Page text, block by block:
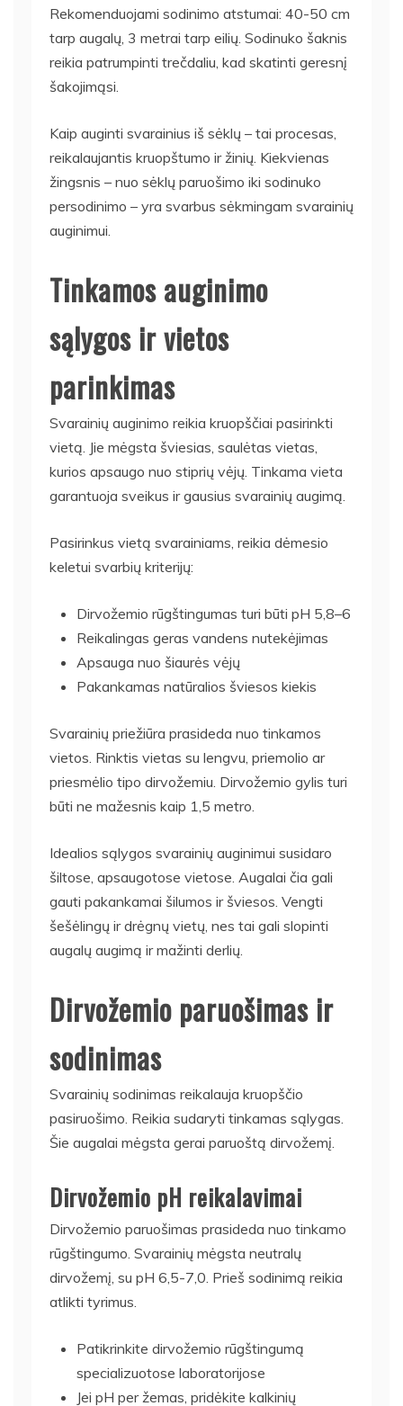
Rekomenduojami sodinimo atstumai: 40-50 cm
tarp augalų, 3 metrai tarp eilių. Sodinuko šaknis
reikia patrumpinti trečdaliu, kad skatinti geresnį
šakojimąsi.
Kaip auginti svarainius iš sėklų – tai procesas,
reikalaujantis kruopštumo ir žinių. Kiekvienas
žingsnis – nuo sėklų paruošimo iki sodinuko
persodinimo – yra svarbus sėkmingam svarainių
auginimui.
Tinkamos auginimo
sąlygos ir vietos
parinkimas
Svarainių auginimo reikia kruopščiai pasirinkti
vietą. Jie mėgsta šviesias, saulėtas vietas,
kurios apsaugo nuo stiprių vėjų. Tinkama vieta
garantuoja sveikus ir gausius svarainių augimą.
Pasirinkus vietą svarainiams, reikia dėmesio
keletui svarbių kriterijų:
Dirvožemio rūgštingumas turi būti pH 5,8–6
Reikalingas geras vandens nutekėjimas
Apsauga nuo šiaurės vėjų
Pakankamas natūralios šviesos kiekis
Svarainių priežiūra prasideda nuo tinkamos
vietos. Rinktis vietas su lengvu, priemolio ar
priesmėlio tipo dirvožemiu. Dirvožemio gylis turi
būti ne mažesnis kaip 1,5 metro.
Idealios sąlygos svarainių auginimui susidaro
šiltose, apsaugotose vietose. Augalai čia gali
gauti pakankamai šilumos ir šviesos. Vengti
šešėlingų ir drėgnų vietų, nes tai gali slopinti
augalų augimą ir mažinti derlių.
Dirvožemio paruošimas ir
sodinimas
Svarainių sodinimas reikalauja kruopščio
pasiruošimo. Reikia sudaryti tinkamas sąlygas.
Šie augalai mėgsta gerai paruoštą dirvožemį.
Dirvožemio pH reikalavimai
Dirvožemio paruošimas prasideda nuo tinkamo
rūgštingumo. Svarainių mėgsta neutralų
dirvožemį, su pH 6,5-7,0. Prieš sodinimą reikia
atlikti tyrimus.
Patikrinkite dirvožemio rūgštingumą
specializuotose laboratorijose
Jei pH per žemas, pridėkite kalkinių